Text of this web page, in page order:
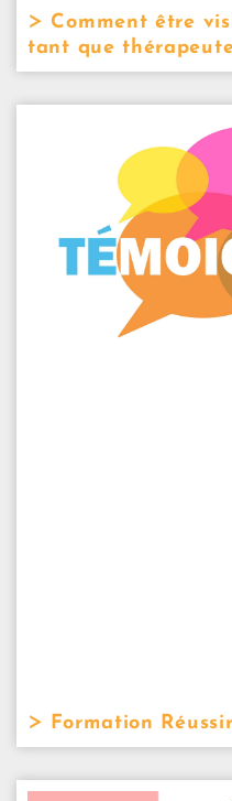
Comment être
tant que
Formation